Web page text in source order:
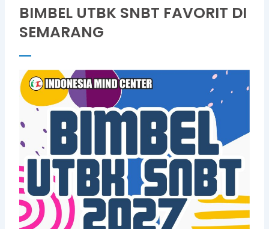
BIMBEL UTBK SNBT FAVORIT DI
SEMARANG